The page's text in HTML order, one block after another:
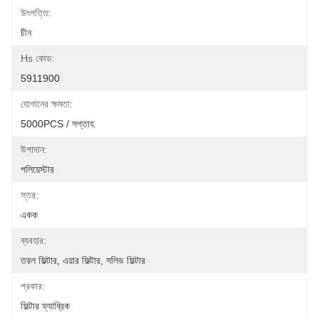
উৎপত্তি:
চীন
Hs কোড:
5911900
যোগানের ক্ষমতা:
5000PCS / সপ্তাহ
উপাদান:
পলিয়েস্টার
স্তর:
একক
ব্যবহার:
তরল ফিল্টার, এয়ার ফিল্টার, সলিড ফিল্টার
প্রকার:
ফিল্টার ফ্যাব্রিক